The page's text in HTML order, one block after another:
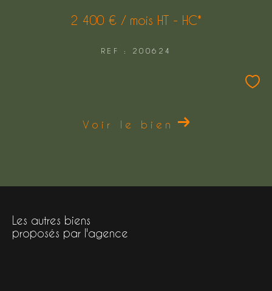
2 400 € / mois HT - HC*
REF : 200624
Voir le bien
Les autres biens
proposés par l'agence